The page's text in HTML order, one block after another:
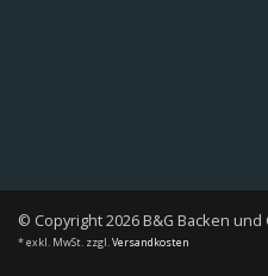
© Copyright 2026 B&G Backen
* exkl. MwSt. zzgl.Versandkosten